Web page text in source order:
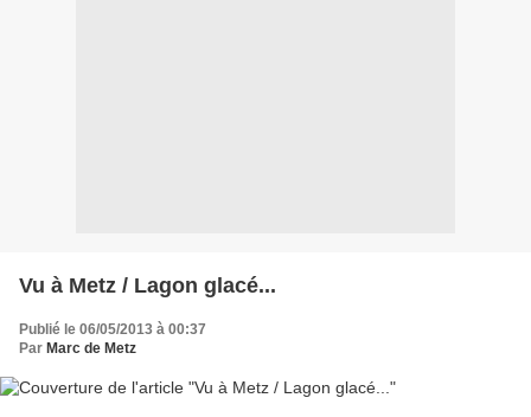
Vu à Metz / Lagon glacé...
Publié le 06/05/2013 à 00:37
Par Marc de Metz